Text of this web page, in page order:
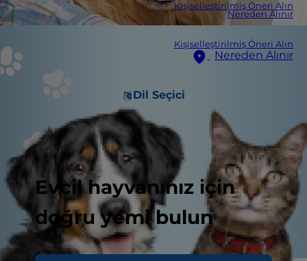
Kişiselleştirilmiş Öneri Alın
Nereden Alınır
Kişiselleştirilmiş Öneri Alın
Nereden Alınır
Dil Seçici
Evcil hayvanınız için
doğru yemi bulun